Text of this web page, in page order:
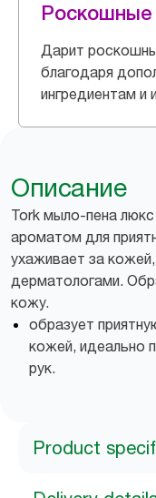
Дарит
благодаря
ингредиентам и
Описание
Tork мыло-пена
ароматом для
ухаживает за
дерматологами.
кожу.
образует
кожей, идеально
рук.
Product